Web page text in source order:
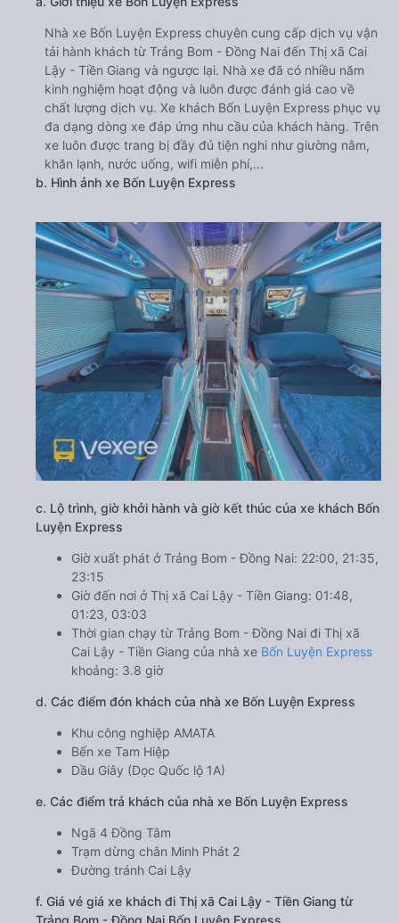
Nhà xe Bốn Luyện Express chuyên cung cấp dịch vụ vận
tải hành khách từ Trảng Bom - Đồng Nai đến Thị xã Cai
Lậy - Tiền Giang và ngược lại. Nhà xe đã có nhiều năm
kinh nghiệm hoạt động và luôn được đánh giá cao về
chất lượng dịch vụ. Xe khách Bốn Luyện Express phục vụ
đa dạng dòng xe đáp ứng nhu cầu của khách hàng. Trên
xe luôn được trang bị đầy đủ tiện nghi như giường nằm,
khăn lạnh, nước uống, wifi miễn phí,...
b. Hình ảnh xe Bốn Luyện Express
c. Lộ trình, giờ khởi hành và giờ kết thúc của xe khách Bốn
Luyện Express
Giờ xuất phát ở Trảng Bom - Đồng Nai: 22:00, 21:35,
23:15
Giờ đến nơi ở Thị xã Cai Lậy - Tiền Giang: 01:48,
01:23, 03:03
Thời gian chạy từ Trảng Bom - Đồng Nai đi Thị xã
Cai Lậy - Tiền Giang của nhà xe Bốn Luyện Express
khoảng: 3.8 giờ
d. Các điểm đón khách của nhà xe Bốn Luyện Express
Khu công nghiệp AMATA
Bến xe Tam Hiệp
Dầu Giây (Dọc Quốc lộ 1A)
e. Các điểm trả khách của nhà xe Bốn Luyện Express
Ngã 4 Đồng Tâm
Trạm dừng chân Minh Phát 2
Đường tránh Cai Lậy
f. Giá vé giá xe khách đi Thị xã Cai Lậy - Tiền Giang từ